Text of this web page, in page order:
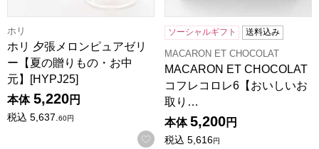
ホリ
ホリ 夕張メロンピュアゼリ
ー【夏の贈りもの・お中
元】[HYPJ25]
本体 5,220円
税込 5,637.60円
お気に入りに登録する
ソーシャルギフト 送料込み
MACARON ET CHOCOLAT
MACARON ET CHOCOLAT
コフレコロレ6【おいしいお
取り…
本体 5,200円
税込 5,616円